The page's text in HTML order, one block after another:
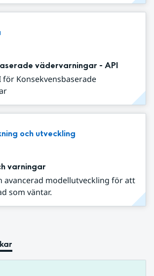
vädervarningar - API
för Konsekvensbaserade
och utveckling
varningar
avancerad modellutveckling för att
som väntar.